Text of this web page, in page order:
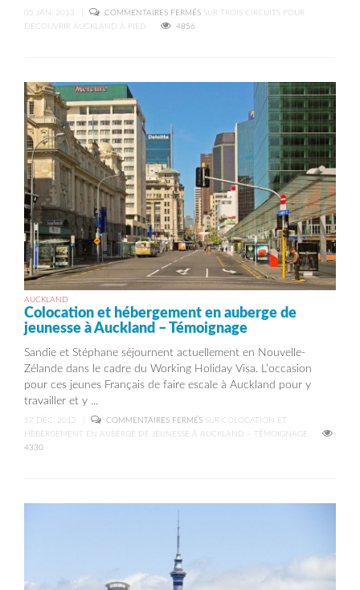
05 JAN, 2013 COMMENTAIRES FERMÉS SUR TROIS CIRCUITS POUR
DÉCOUVRIR AUCKLAND À PIED
4856
AUCKLAND
Colocation et hébergement en auberge de
jeunesse à Auckland – Témoignage
Sandie et Stéphane séjournent actuellement en Nouvelle-
Zélande dans le cadre du Working Holiday Visa. L’occasion
pour ces jeunes Français de faire escale à Auckland pour y
travailler et y ...
17 DÉC, 2012 COMMENTAIRES FERMÉS SUR COLOCATION ET
HÉBERGEMENT EN AUBERGE DE JEUNESSE À AUCKLAND – TÉMOIGNAGE
4330